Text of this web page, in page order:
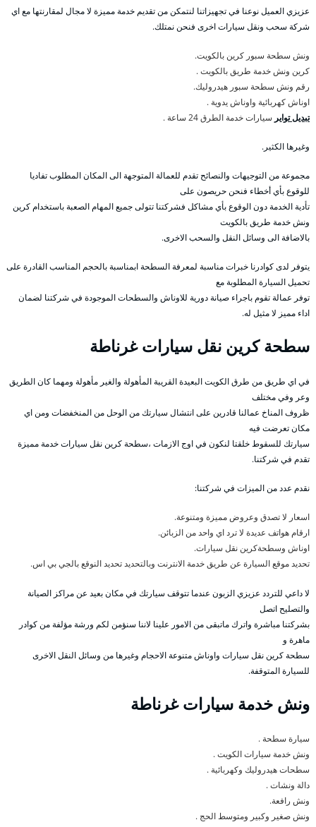
عزيزي العميل نوعنا في تجهيزاتنا لنتمكن من تقديم خدمة مميزة لا مجال لمقارنتها مع اي
شركة سحب ونقل سيارات اخرى فنحن نمتلك.
ونش سطحة سبور كرين بالكويت.
كرين ونش خدمة طريق بالكويت .
رقم ونش سطحة سبور هيدروليك.
اوناش كهربائية واوناش يدوية .
تبديل تواير سيارات خدمة الطرق 24 ساعة .
وغيرها الكثير.
مجموعة من التوجيهات والنصائح تقدم للعمالة المتوجهة الى المكان المطلوب تفاديا
للوقوع بأي أخطاء فنحن حريصون على
تأدية الخدمة دون الوقوع بأي مشاكل فشركتنا تتولى جميع المهام الصعبة باستخدام كرين
ونش خدمة طريق بالكويت
بالاضافة الى وسائل النقل والسحب الاخرى.
يتوفر لدى كوادرنا خبرات مناسبة لمعرفة السطحة ابمناسبة بالحجم المناسب القادرة على
تحميل السيارة المطلوبة مع
توفر عمالة تقوم باجراء صيانة دورية للاوناش والسطحات الموجودة في شركتنا لضمان
اداء مميز لا مثيل له.
سطحة كرين نقل سيارات غرناطة
في اي طريق من طرق الكويت البعيدة القريبة المأهولة والغير مأهولة ومهما كان الطريق
وعر وفي مختلف
ظروف المناخ عمالنا قادرين على انتشال سيارتك من الوحل من المنخفضات ومن اي
مكان تعرضت فيه
سيارتك للسقوط خلقتا لنكون في اوج الازمات ،سطحة كرين نقل سيارات خدمة مميزة
تقدم في شركتنا.
نقدم عدد من الميزات في شركتنا:
اسعار لا تصدق وعروض مميزة ومتنوعة.
ارقام هواتف عديدة لا ترد اي واحد من الزبائن.
اوناش وسطحةكرين نقل سيارات.
تحديد موقع السيارة عن طريق خدمة الانترنت وبالتحديد تحديد النوقع بالجي بي اس.
لا داعي للتردد عزيزي الزبون عندما تتوقف سيارتك في مكان بعيد عن مراكز الصيانة
والتصليح اتصل
بشركتنا مباشرة واترك ماتبقى من الامور علينا لاننا سنؤمن لكم ورشة مؤلفة من كوادر
ماهرة و
سطحة كرين نقل سيارات واوناش متنوعة الاحجام وغيرها من وسائل النقل الاخرى
للسيارة المتوقفة.
ونش خدمة سيارات غرناطة
سيارة سطحة .
ونش خدمة سيارات الكويت .
سطحات هيدروليك وكهربائية .
دالة ونشات .
ونش رافعة.
ونش صغير وكبير ومتوسط الحج .